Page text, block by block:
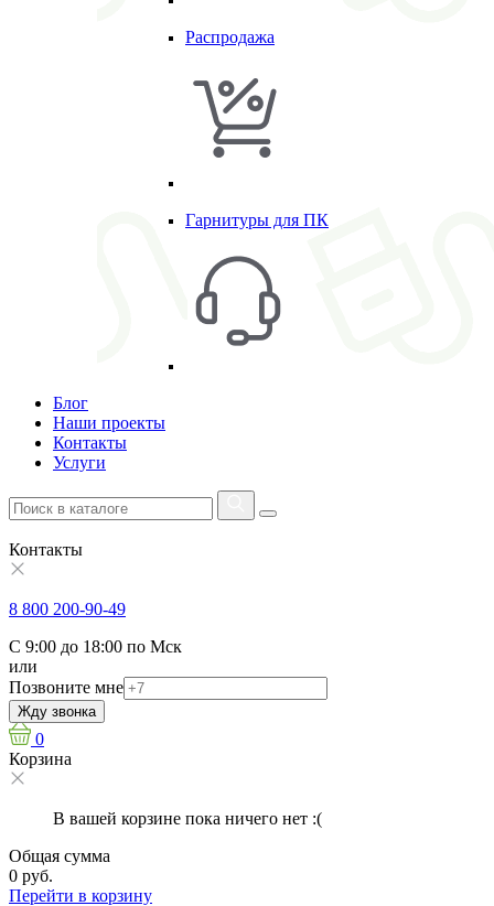
Распродажа
Гарнитуры для ПК
Блог
Наши проекты
Контакты
Услуги
Контакты
8 800 200-90-49
С 9:00 до 18:00 по Мск
или
Позвоните мне
Жду звонка
0
Корзина
В вашей корзине пока ничего нет :(
Общая сумма
0 руб.
Перейти в корзину